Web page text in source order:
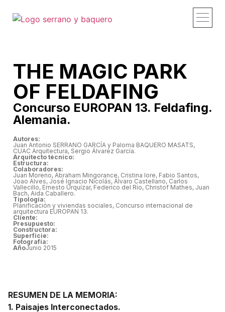
THE MAGIC PARK
OF FELDAFING
Concurso EUROPAN 13. Feldafing.
Alemania.
Autores:
Juan Antonio SERRANO GARCÍA y Paloma BAQUERO MASATS,
CUAC Arquitectura, Sergio Álvarez García.
Arquitecto técnico:
Estructura:
Colaboradores:
Juan Moreno, Abraham Mingorance, Cristina Iore, Fabio Santos,
Joao Alves, José Ignacio Nicolás, Álvaro Castellano, Carlos
Vallecillo, Ernesto Urquízar, Federico del Río, Christof Mathes, Juan
Bach, Aida Caballero.
Tipología:
Planificación y viviendas sociales, Concurso internacional de
arquitectura EUROPAN 13.
Cliente:
Presupuesto:
Constructora:
Superficie:
Fotografía:
AñoJunio 2015
RESUMEN DE LA MEMORIA:
1. Paisajes Interconectados.